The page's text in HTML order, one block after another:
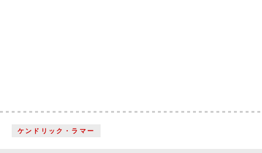
ケンドリック・ラマー